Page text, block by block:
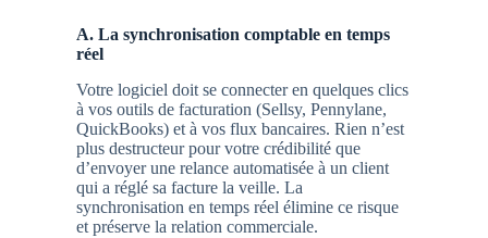
A. La synchronisation comptable en temps
réel
Votre logiciel doit se connecter en quelques clics
à vos outils de facturation (Sellsy, Pennylane,
QuickBooks) et à vos flux bancaires. Rien n’est
plus destructeur pour votre crédibilité que
d’envoyer une relance automatisée à un client
qui a réglé sa facture la veille. La
synchronisation en temps réel élimine ce risque
et préserve la relation commerciale.